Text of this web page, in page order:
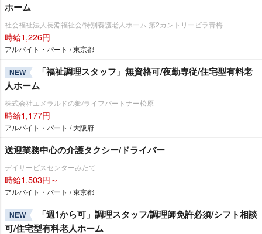
ホーム
社会福祉法人長淵福祉会/特別養護老人ホーム 第2カントリービラ青梅
時給1,226円
アルバイト・パート / 東京都
NEW
「福祉調理スタッフ」無資格可/夜勤専従/住宅型有料老
人ホーム
株式会社エメラルドの郷/ライフパートナー松原
時給1,177円
アルバイト・パート / 大阪府
送迎業務中心の介護タクシー/ドライバー
デイサービスセンターみたて
時給1,503円～
アルバイト・パート / 東京都
NEW
「週1から可」調理スタッフ/調理師免許必須/シフト相談
可/住宅型有料老人ホーム